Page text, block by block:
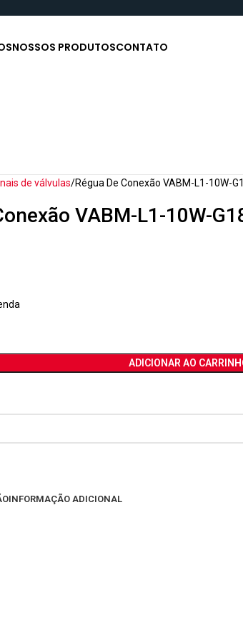
NOSSOS PRODUTOSCONTATO
de válvulas Régua De Conexão VABM-L1-10W-
VABM-L1-10W-
ADICIONAR AO
INFORMAÇÃO ADICIONAL